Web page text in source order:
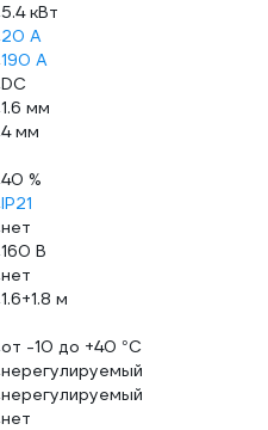
5.4 кВт
20 А
190 А
DC
1.6 мм
4 мм
40 %
IP21
нет
160 В
нет
1.6+1.8 м
от -10 до +40 °С
нерегулируемый
нерегулируемый
нет